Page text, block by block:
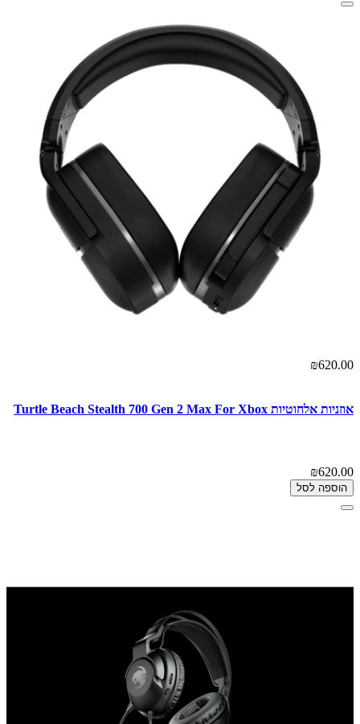
₪620.00
אוזניות ‏אלחוטיות Turtle Beach Stealth 700 Gen 2 Max For Xbox
₪620.00
הוספה לסל